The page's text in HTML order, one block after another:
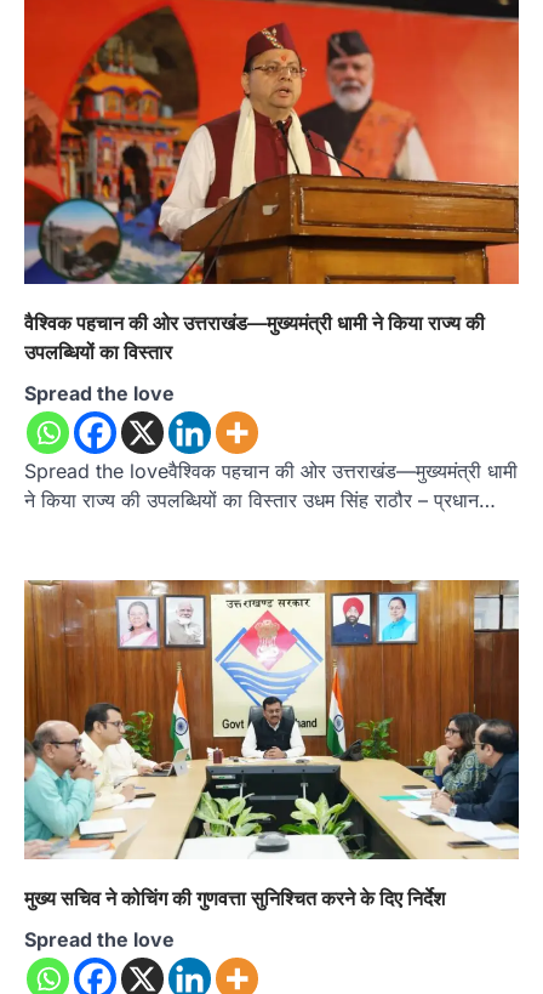
वैश्विक पहचान की ओर उत्तराखंड—मुख्यमंत्री धामी ने किया राज्य की
उपलब्धियों का विस्तार
Spread the love
Spread the loveवैश्विक पहचान की ओर उत्तराखंड—मुख्यमंत्री धामी
ने किया राज्य की उपलब्धियों का विस्तार उधम सिंह राठौर – प्रधान…
मुख्य सचिव ने कोचिंग की गुणवत्ता सुनिश्चित करने के दिए निर्देश
Spread the love